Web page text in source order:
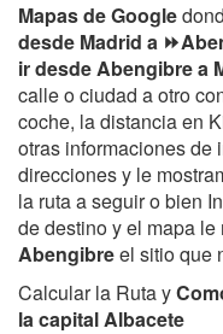
Mapas de Google
desde Madrid a
ir desde Abengibre a
calle o ciudad a otro
coche, la distancia en
otras informaciones de
direcciones y le
la ruta a seguir o bien
de destino y el mapa le
Abengibreel sitio que
Calcular la Ruta y
la capital Albacete